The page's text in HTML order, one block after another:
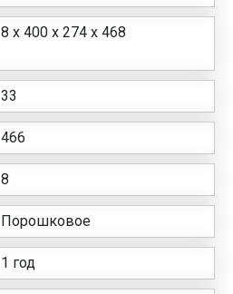
8 х 400 х 274 х 468
33
466
8
Порошковое
1 год